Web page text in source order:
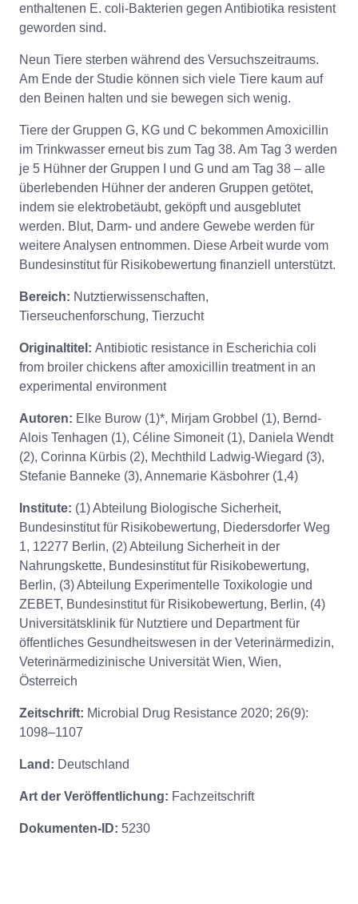
enthaltenen E. coli-Bakterien gegen Antibiotika resistent
geworden sind.
Neun Tiere sterben während des Versuchszeitraums.
Am Ende der Studie können sich viele Tiere kaum auf
den Beinen halten und sie bewegen sich wenig.
Tiere der Gruppen G, KG und C bekommen Amoxicillin
im Trinkwasser erneut bis zum Tag 38. Am Tag 3 werden
je 5 Hühner der Gruppen I und G und am Tag 38 – alle
überlebenden Hühner der anderen Gruppen getötet,
indem sie elektrobetäubt, geköpft und ausgeblutet
werden. Blut, Darm- und andere Gewebe werden für
weitere Analysen entnommen. Diese Arbeit wurde vom
Bundesinstitut für Risikobewertung finanziell unterstützt.
Bereich: Nutztierwissenschaften,
Tierseuchenforschung, Tierzucht
Originaltitel: Antibiotic resistance in Escherichia coli
from broiler chickens after amoxicillin treatment in an
experimental environment
Autoren: Elke Burow (1)*, Mirjam Grobbel (1), Bernd-
Alois Tenhagen (1), Céline Simoneit (1), Daniela Wendt
(2), Corinna Kürbis (2), Mechthild Ladwig-Wiegard (3),
Stefanie Banneke (3), Annemarie Käsbohrer (1,4)
Institute: (1) Abteilung Biologische Sicherheit,
Bundesinstitut für Risikobewertung, Diedersdorfer Weg
1, 12277 Berlin, (2) Abteilung Sicherheit in der
Nahrungskette, Bundesinstitut für Risikobewertung,
Berlin, (3) Abteilung Experimentelle Toxikologie und
ZEBET, Bundesinstitut für Risikobewertung, Berlin, (4)
Universitätsklinik für Nutztiere und Department für
öffentliches Gesundheitswesen in der Veterinärmedizin,
Veterinärmedizinische Universität Wien, Wien,
Österreich
Zeitschrift: Microbial Drug Resistance 2020; 26(9):
1098–1107
Land: Deutschland
Art der Veröffentlichung: Fachzeitschrift
Dokumenten-ID: 5230